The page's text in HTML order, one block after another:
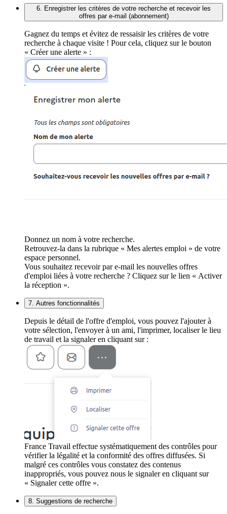
6. Enregistrer les critères de votre recherche et recevoir les
offres par e-mail (abonnement)
Gagnez du temps et évitez de ressaisir les critères de votre
recherche à chaque visite ! Pour cela, cliquez sur le bouton
« Créer une alerte » :
Donnez un nom à votre recherche.
Retrouvez-la dans la rubrique « Mes alertes emploi » de votre
espace personnel.
Vous souhaitez recevoir par e-mail les nouvelles offres
d'emploi liées à votre recherche ? Cliquez sur le lien « Activer
la réception ».
7. Autres fonctionnalités
Depuis le détail de l'offre d'emploi, vous pouvez l'ajouter à
votre sélection, l'envoyer à un ami, l'imprimer, localiser le lieu
de travail et la signaler en cliquant sur :
France Travail effectue systématiquement des contrôles pour
vérifier la légalité et la conformité des offres diffusées. Si
malgré ces contrôles vous constatez des contenus
inappropriés, vous pouvez nous le signaler en cliquant sur
« Signaler cette offre ».
8. Suggestions de recherche